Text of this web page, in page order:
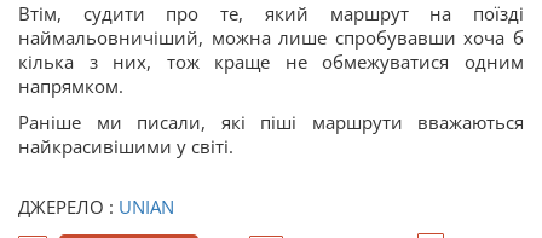
Втім, судити про те, який маршрут на поїзді
наймальовничіший, можна лише спробувавши хоча б
кілька з них, тож краще не обмежуватися одним
напрямком.
Раніше ми писали, які піші маршрути вважаються
найкрасивішими у світі.
ДЖЕРЕЛО : UNIAN